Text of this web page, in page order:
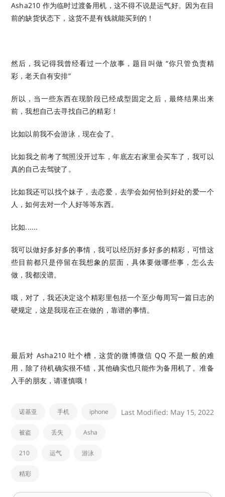
Asha210 作为临时过渡备用机，这不得不说是运气好。因为在目
前的缺货状态下，这货不是有钱就能买到的！
然后，我记得我曾经看过一个故事，题目叫做 “你只管负责精
彩，老天自有安排”
所以，当一些东西在现阶段已经成型固定之后，最终结果出来
前，我想自己去寻找自己的精彩！
比如以前我不会游泳，现在会了。
比如我之前考了驾照没开过车，年底左右家里会买车了，我可以
真的自己去驾驶了。
比如我还可以找个妹子，去恋爱，去学会如何恰到好处的爱一个
人，如何去对一个人好等等东西。
比如......
我可以做好多好多的事情，我可以经历好多好多的精彩，可惜这
些目前都只是停留在我想象的层面，具体要做哪些事，怎么去
做，我都没谱。
哦，对了，我还决定这个精彩里包括一个至少每周写一篇日志的
硬规定，这是我现在正在做的，靠谱的事情。
最后对 Asha210 吐个槽，这货的微博微信 QQ 不是一般的难
用，除了待机确实很不错，其他确实也只能作为备用机了。准备
入手的朋友，请谨慎哦！
诺基亚 手机 iphone
被盗 丢失 Asha
210 运气 游泳
精彩
Last Modified: May 15, 2022